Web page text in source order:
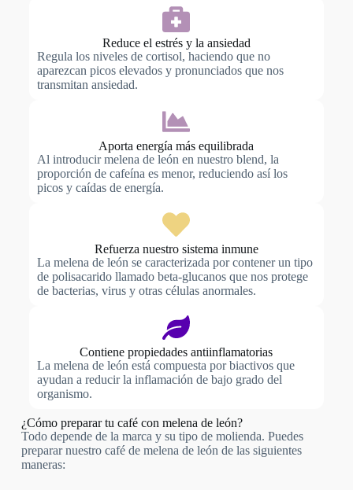
Reduce el estrés y la ansiedad
Regula los niveles de cortisol, haciendo que no
aparezcan picos elevados y pronunciados que nos
transmitan ansiedad.
Aporta energía más equilibrada
Al introducir melena de león en nuestro blend, la
proporción de cafeína es menor, reduciendo así los
picos y caídas de energía.
Refuerza nuestro sistema inmune
La melena de león se caracterizada por contener un tipo
de polisacarido llamado beta-glucanos que nos protege
de bacterias, virus y otras células anormales.
Contiene propiedades antiinflamatorias
La melena de león está compuesta por biactivos que
ayudan a reducir la inflamación de bajo grado del
organismo.
¿Cómo preparar tu café con melena de león?
Todo depende de la marca y su tipo de molienda. Puedes
preparar nuestro café de melena de león de las siguientes
maneras: